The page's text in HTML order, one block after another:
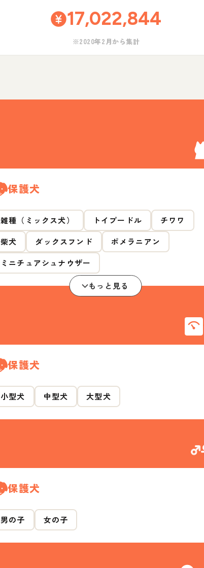
17,022,844
※2020年2月から集計
保護犬
雑種（ミックス犬） トイプードル
チワワ
柴犬
ダックスフンド
ポメラニアン
ミニチュアシュナウザー
もっと見る
保護犬
小型犬 中型犬 大型犬
保護犬
男の子 女の子